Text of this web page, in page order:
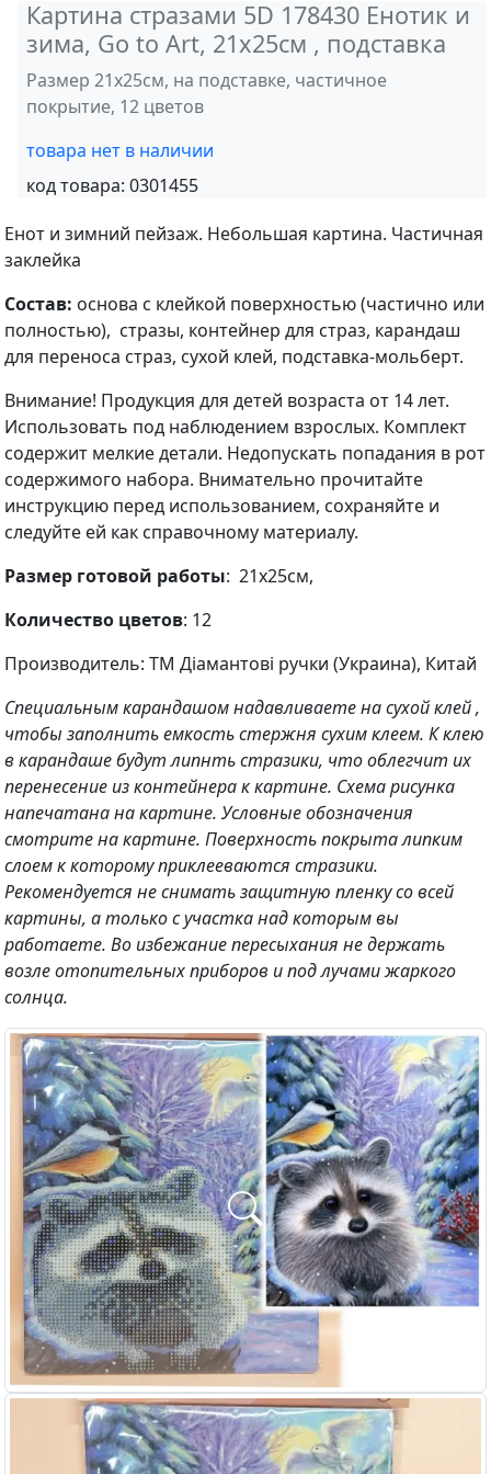
Картина стразами 5D 178430 Енотик и
зима, Go to Art, 21х25см , подставка
Размер 21х25см, на подставке, частичное
покрытие, 12 цветов
товара нет в наличии
код товара: 0301455
Енот и зимний пейзаж. Небольшая картина. Частичная
заклейка
Состав: основа с клейкой поверхностью (частично или
полностью), стразы, контейнер для страз, карандаш
для переноса страз, сухой клей, подставка-мольберт.
Внимание! Продукция для детей возраста от 14 лет.
Использовать под наблюдением взрослых. Комплект
содержит мелкие детали. Недопускать попадания в рот
содержимого набора. Внимательно прочитайте
инструкцию перед использованием, сохраняйте и
следуйте ей как справочному материалу.
Размер готовой работы: 21х25см,
Количество цветов: 12
Производитель: ТМ Діамантові ручки (Украина), Китай
Специальным карандашом надавливаете на сухой клей ,
чтобы заполнить емкость стержня сухим клеем. К клею
в карандаше будут липнть стразики, что облегчит их
перенесение из контейнера к картине. Схема рисунка
напечатана на картине. Условные обозначения
смотрите на картине. Поверхность покрыта липким
слоем к которому приклееваются стразики.
Рекомендуется не снимать защитную пленку со всей
картины, а только с участка над которым вы
работаете. Во избежание пересыхания не держать
возле отопительных приборов и под лучами жаркого
солнца.